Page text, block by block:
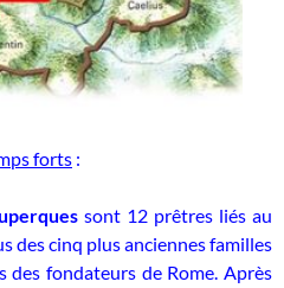
forts :
sont 12 prêtres liés au
des cinq plus anciennes familles
des fondateurs de Rome. Après